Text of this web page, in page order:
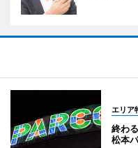
エリア
終わ
松本